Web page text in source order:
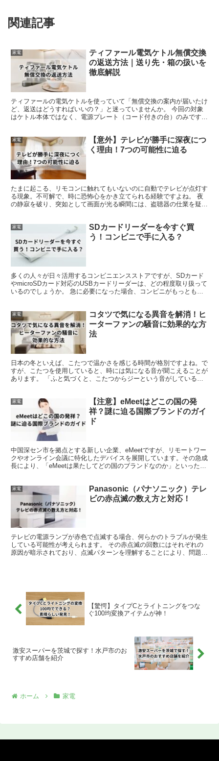
関連記事
家電
ティファール電気ケトル無償交換
の返送方法｜送り先・箱の扱いを
徹底解説
ティファールの電気ケトルを使っていて「無償交換の案内が届いたけ
ど、返送はどうすればいいの？」と迷っていませんか。 今回の対象
はケトル本体ではなく、電源プレート（コード付きの台）のみです。
家電
【意外】テレビが勝手に深夜につ
く理由！7つの可能性に迫る
たまに起こる、リモコンに触れてもいないのに自動でテレビが点灯す
る現象。不可解で、時に恐怖心をかき立てられる経験ですよね。 夜
の静寂を破り、突如として画面が光る瞬間には、盗聴器の仕業を疑い
家電
SDカードリーダーを今すぐ買
う！コンビニで手に入る？
多くの人々が日々活用するコンビニエンスストアですが、SDカード
やmicroSDカード対応のUSBカードリーダーは、どの程度取り扱って
いるのでしょうか。 急に必要になった場合、コンビニがもっとも便
家電
コタツで気になる異音を解消！ヒ
ーターファンの騒音に効果的な方
法
日本の冬といえば、こたつで温かさを感じる時間が格別ですよね。で
すが、こたつを使用していると、時には気になる音が聞こえることが
あります。 「ふと気づくと、こたつからジーという音がしているけ
家電
【注意】eMeetはどこの国の発
祥？謎に迫る国際ブランドのガイ
ド
中国深セン市を拠点とする新しい企業、eMeetですが、リモートワー
クやオンライン会議に特化したデバイスを展開しています。その急成
長により、「eMeetは果たしてどの国のブランドなのか」といった検
家電
Panasonic（パナソニック）テレ
ビの赤点滅の数え方と対応！
テレビの電源ランプが赤色で点滅する場合、何らかのトラブルが発生
している可能性が考えられます。 その赤点滅の回数にはそれぞれの
原因が暗示されており、点滅パターンを理解することにより、問題点
【驚愕】タイプCとライトニングをつな
ぐ100均変換アイテムが神！
激安スーパーを茨城で探す！水戸市のお
すすめ店舗を紹介
ホーム 家電